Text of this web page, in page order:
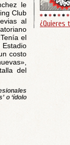
le
Club
al
el
costo
del
o ‘ídolo
¿Quieres